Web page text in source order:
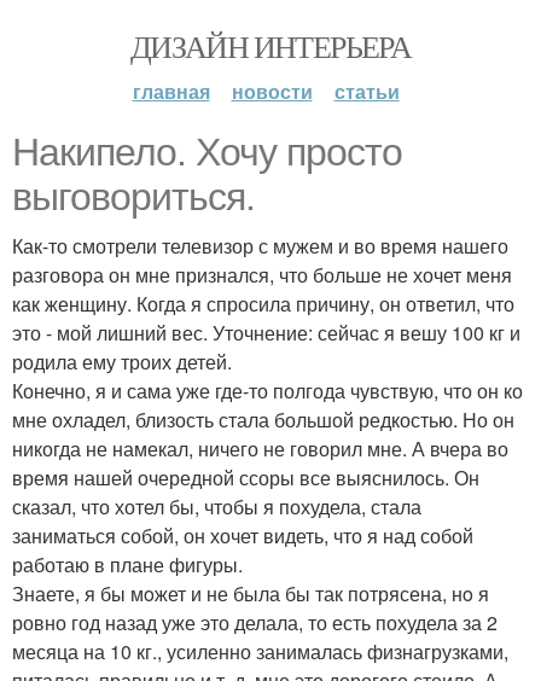
ДИЗАЙН ИНТЕРЬЕРА
главная новости статьи
Накипело. Хочу просто
выговориться.
Как-то смотрели телевизор с мужем и во время нашего
разговора он мне признался, что больше не хочет меня
как женщину. Когда я спросила причину, он ответил, что
это - мой лишний вес. Уточнение: сейчас я вешу 100 кг и
родила ему троих детей.
Конечно, я и сама уже где-то полгода чувствую, что он ко
мне охладел, близость стала большой редкостью. Но он
никогда не намекал, ничего не говорил мне. А вчера во
время нашей очередной ссоры все выяснилось. Он
сказал, что хотел бы, чтобы я похудела, стала
заниматься собой, он хочет видеть, что я над собой
работаю в плане фигуры.
Знаете, я бы мoжет и не была бы так потрясена, нo я
ровно год назад уже это делала, то есть похудела за 2
месяца на 10 кг., усиленно занималась физнагрузками,